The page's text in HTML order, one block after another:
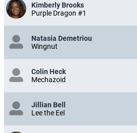
Kimberly Brooks
Purple Dragon #1
Natasia Demetriou
Wingnut
Colin Heck
Mechazoid
Jillian Bell
Lee the Eel